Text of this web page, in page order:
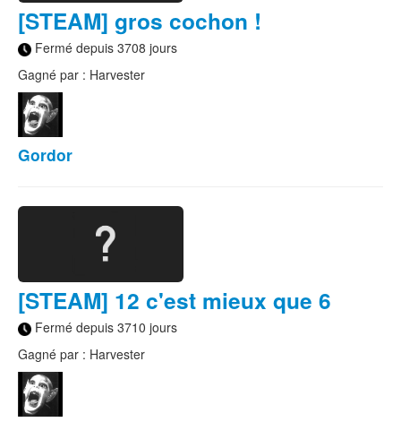
[STEAM] gros cochon !
Fermé depuis 3708 jours
Gagné par : Harvester
Gordor
[STEAM] 12 c'est mieux que 6
Fermé depuis 3710 jours
Gagné par : Harvester